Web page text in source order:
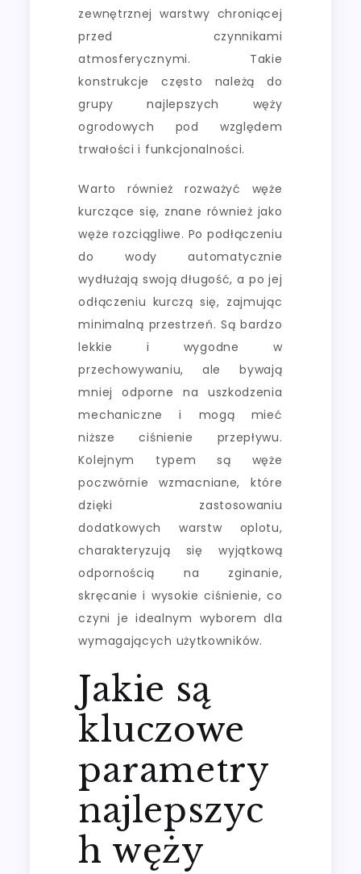
zewnętrznej warstwy chroniącej
przed czynnikami
atmosferycznymi. Takie
konstrukcje często należą do
grupy najlepszych węży
ogrodowych pod względem
trwałości i funkcjonalności.
Warto również rozważyć węże
kurczące się, znane również jako
węże rozciągliwe. Po podłączeniu
do wody automatycznie
wydłużają swoją długość, a po jej
odłączeniu kurczą się, zajmując
minimalną przestrzeń. Są bardzo
lekkie i wygodne w
przechowywaniu, ale bywają
mniej odporne na uszkodzenia
mechaniczne i mogą mieć
niższe ciśnienie przepływu.
Kolejnym typem są węże
poczwórnie wzmacniane, które
dzięki zastosowaniu
dodatkowych warstw oplotu,
charakteryzują się wyjątkową
odpornością na zginanie,
skręcanie i wysokie ciśnienie, co
czyni je idealnym wyborem dla
wymagających użytkowników.
Jakie są
kluczowe
parametry
najlepszyc
h węży